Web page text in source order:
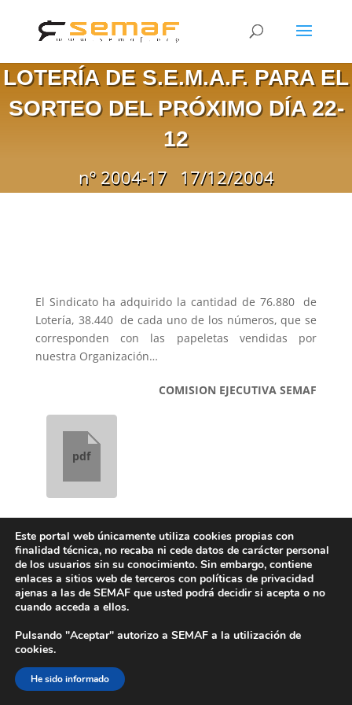
LOTERÍA DE S.E.M.A.F. PARA EL
SORTEO DEL PRÓXIMO DÍA 22-
12
nº 2004-17 17/12/2004
El Sindicato ha adquirido la cantidad de 76.880  de
Lotería, 38.440  de cada uno de los números, que se
corresponden con las papeletas vendidas por
nuestra Organización…
COMISION EJECUTIVA SEMAF
pdf
Aviso Legal
Política de Privacidad
Contacto
Compliance
Este portal web únicamente utiliza cookies propias con
finalidad técnica, no recaba ni cede datos de carácter personal
de los usuarios sin su conocimiento. Sin embargo, contiene
enlaces a sitios web de terceros con políticas de privacidad
ajenas a las de SEMAF que usted podrá decidir si acepta o no
cuando acceda a ellos.
Pulsando "Aceptar" autorizo a SEMAF a la utilización de
cookies.
He sido informado